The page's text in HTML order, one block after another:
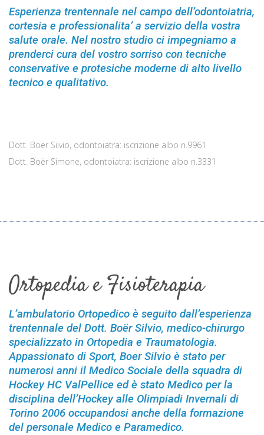
Esperienza trentennale nel campo dell’odontoiatria,
cortesia e professionalita’ a servizio della vostra
salute orale. Nel nostro studio ci impegniamo a
prenderci cura del vostro sorriso con tecniche
conservative e protesiche moderne di alto livello
tecnico e qualitativo.
Dott. Boër Silvio, odontoiatra: iscrizione albo n.9961
Dott. Boër Simone, odontoiatra: iscrizione albo n.3331
Ortopedia e Fisioterapia
L’ambulatorio Ortopedico è seguito dall’esperienza
trentennale del Dott. Boër Silvio, medico-chirurgo
specializzato in Ortopedia e Traumatologia.
Appassionato di Sport, Boer Silvio è stato per
numerosi anni il Medico Sociale della squadra di
Hockey HC ValPellice ed è stato Medico per la
disciplina dellʼHockey alle Olimpiadi Invernali di
Torino 2006 occupandosi anche della formazione
del personale Medico e Paramedico.